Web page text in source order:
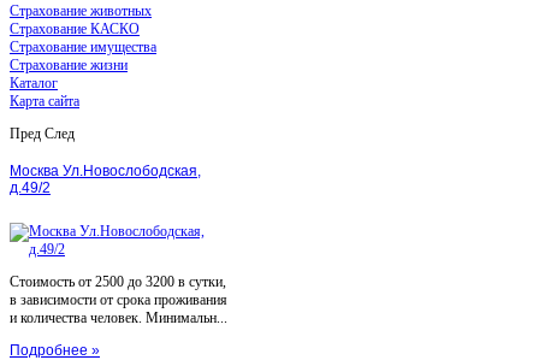
Страхование животных
Страхование КАСКО
Страхование имущества
Страхование жизни
Каталог
Карта сайта
Пред След
Москва Ул.Новослободская,
д.49/2
Стоимость от 2500 до 3200 в сутки,
в зависимости от срока проживания
и количества человек. Минимальн...
Подробнее »